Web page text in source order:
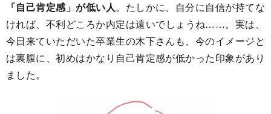
「自己肯定感」が低い人。たしかに、自分に自信が持てな
ければ、不利どころか内定は遠いでしょうね……。実は、
今日来ていただいた卒業生の木下さんも、今のイメージと
は裏腹に、初めはかなり自己肯定感が低かった印象があり
ました。